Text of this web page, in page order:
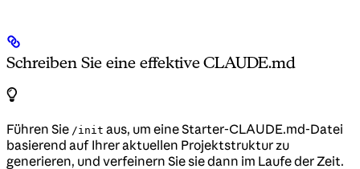
Schreiben Sie eine effektive CLAUDE.md
Führen Sie /init aus, um eine Starter-CLAUDE.md-Datei
basierend auf Ihrer aktuellen Projektstruktur zu
generieren, und verfeinern Sie sie dann im Laufe der Zeit.